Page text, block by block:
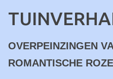
Doorgaan
OVERPEINZINGEN
ROMANTISCHE